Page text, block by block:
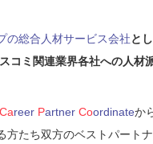
の総合人材サービス会社と
コミ関連業界各社への人材
Career Partner Coordinateか
方たち双方のベストパート